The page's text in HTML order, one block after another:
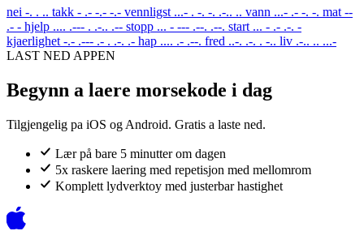
nei -. . .. takk - .- -.- -.- vennligst ...- . -. -. .-.. .. vann ...- .- -. -. mat --
.- - hjelp .... .--- . .-.. .-- stopp ... - --- .--. .--. start ... - .- .-. -
kjaerlighet -.- .--- .- . .-. .- hap .... .- .--. fred ..-. .-. . -.. liv .-.. .. ...-
LAST NED APPEN
Begynn a laere morsekode i dag
Tilgjengelig pa iOS og Android. Gratis a laste ned.
Lær på bare 5 minutter om dagen
5x raskere laering med repetisjon med mellomrom
Komplett lydverktoy med justerbar hastighet